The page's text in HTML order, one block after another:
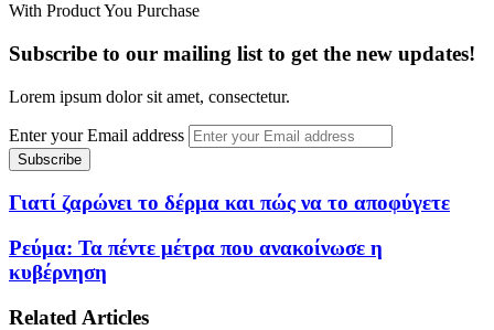
With Product You Purchase
Subscribe to our mailing list to get the new updates!
Lorem ipsum dolor sit amet, consectetur.
Enter your Email address
Γιατί ζαρώνει το δέρμα και πώς να το αποφύγετε
Ρεύμα: Τα πέντε μέτρα που ανακοίνωσε η
κυβέρνηση
Related Articles